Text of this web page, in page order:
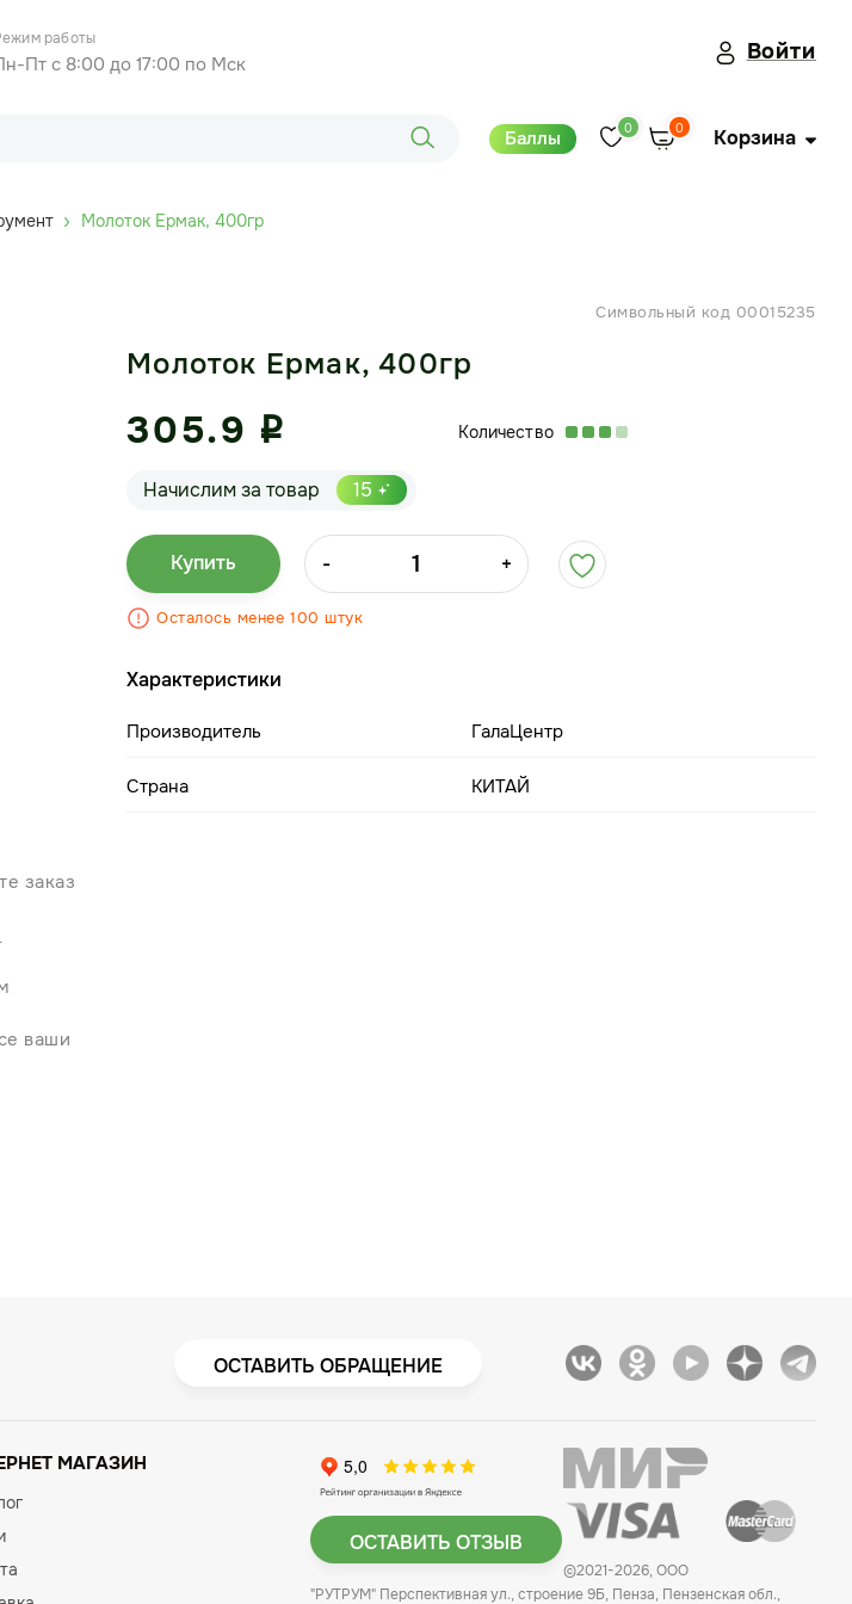
работы
Пт с 8:00 до 17:00 по Мск
Войти
Баллы 0 0 Корзина
Молоток Ермак, 400гр
заказ
ваши
Символьный код 00015235
Молоток Ермак, 400гр
305.9 i Количество
Начислим за товар 15
Купить - +
Осталось менее 100 штук
Характеристики
Производитель ГалаЦентр
Страна КИТАЙ
ОСТАВИТЬ ОБРАЩЕНИЕ
МАГАЗИН
ОСТАВИТЬ ОТЗЫВ
©2021-2026, ООО
"РУТРУМ" Перспективная ул., строение 9Б, Пенза, Пензенская обл.,